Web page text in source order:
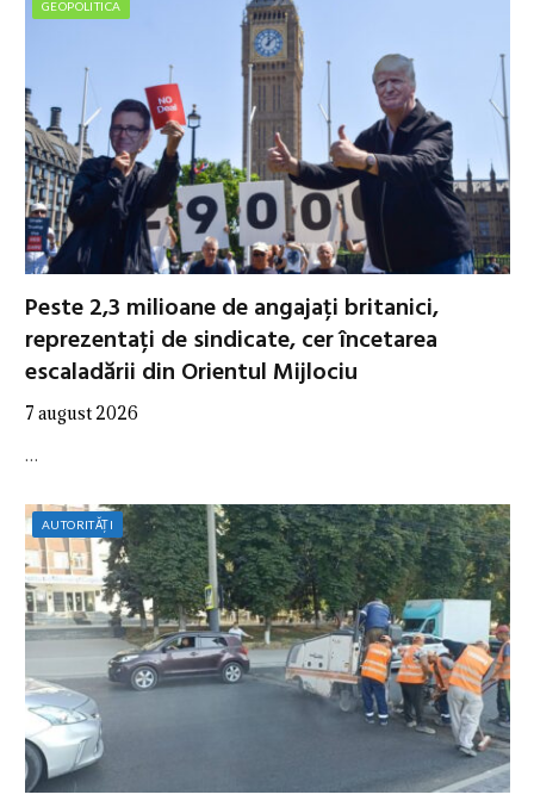
GEOPOLITICA
Peste 2,3 milioane de angajați britanici,
reprezentați de sindicate, cer încetarea
escaladării din Orientul Mijlociu
7 august 2026
…
AUTORITĂȚI